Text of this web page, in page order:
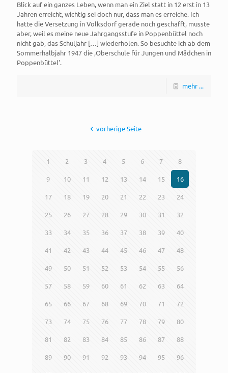
Blick auf ein ganzes Leben, wenn man ein Ziel statt in 12 erst in 13
Jahren erreicht, wichtig sei doch nur, dass man es erreiche. Ich
hatte die Versetzung in Volksdorf gerade noch geschafft, musste
aber, weil es meine neue Jahrgangsstufe in Poppenbüttel noch
nicht gab, das Schuljahr […] wiederholen. So besuchte ich ab dem
Sommerhalbjahr 1947 die ,Oberschule für Jungen und Mädchen in
Poppenbüttel'.
mehr ...
vorherige Seite
1 2 3 4 5 6 7 8
9 10 11 12 13 14 15 16
17 18 19 20 21 22 23 24
25 26 27 28 29 30 31 32
33 34 35 36 37 38 39 40
41 42 43 44 45 46 47 48
49 50 51 52 53 54 55 56
57 58 59 60 61 62 63 64
65 66 67 68 69 70 71 72
73 74 75 76 77 78 79 80
81 82 83 84 85 86 87 88
89 90 91 92 93 94 95 96